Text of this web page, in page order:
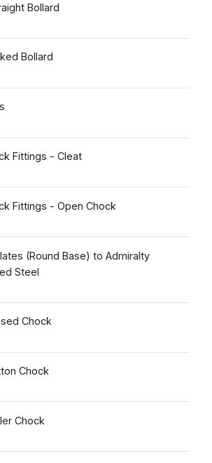
Bollard
Bollard
Fittings - Cleat
Fittings - Open Chock
(Round Base) to Admiralty
Steel
Chock
Chock
Chock